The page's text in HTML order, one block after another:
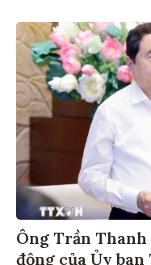
Ông Trần
động của Ủy